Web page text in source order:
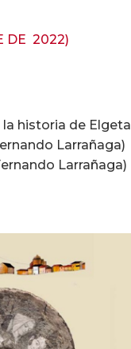
DE 2022)
historia de Elgeta
Larrañaga)
Larrañaga)